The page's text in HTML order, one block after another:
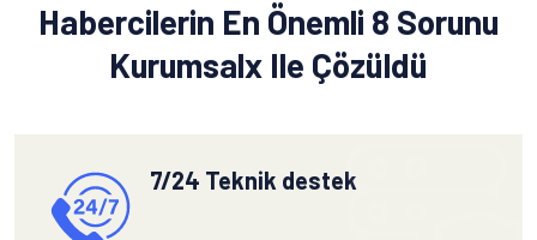
Habercilerin En Önemli 8 Sorunu
Kurumsalx Ile Çözüldü
7/24 Teknik destek